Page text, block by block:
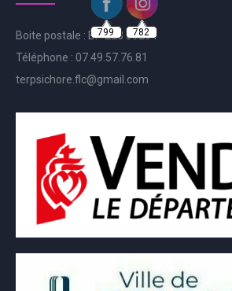
Boite postale : BP 223 85204
Téléphone : 07.49.57.76.81
terpsichore.flc@gmail.com
782